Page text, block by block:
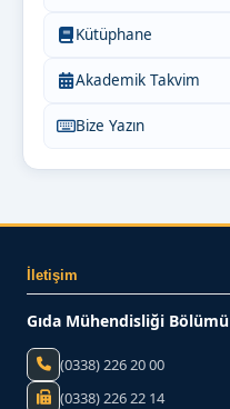
Kütüphane
Akademik Takvim
Bize Yazın
İletişim
Gıda Mühendisliği Bölümü
(0338) 226 20 00
(0338) 226 22 14